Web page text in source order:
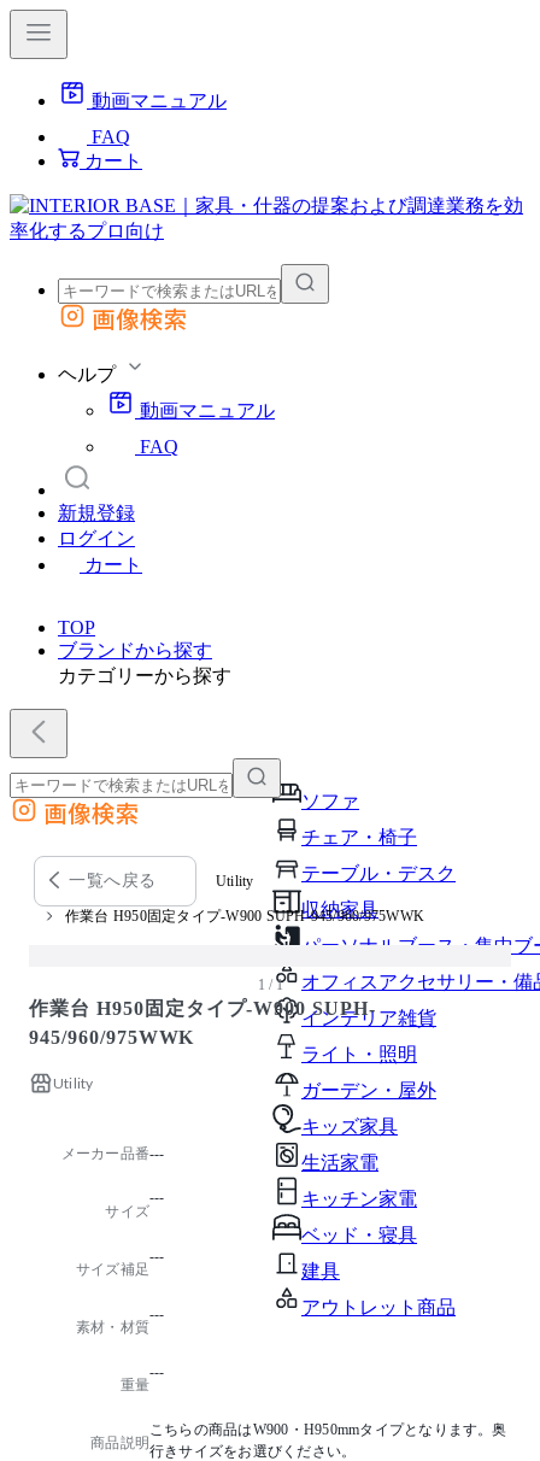
動画マニュアル
FAQ
カート
外部サイトの商品をカートに追加
画像検索
ヘルプ
動画マニュアル
FAQ
新規登録
ログイン
カート
TOP
ブランドから探す
カテゴリーから探す
ソファ
チェア・椅子
テーブル・デスク
収納家具
パーソナルブース・集中ブ
オフィスアクセサリー・備
インテリア雑貨
ライト・照明
ガーデン・屋外
キッズ家具
生活家電
キッチン家電
ベッド・寝具
建具
アウトレット商品
外部サイトの商品をカートに追加
他のサイトで見つけた商品ページのURLを貼り付けて、カートに追加できます
画像検索
一覧へ戻る Utility
作業台 H950固定タイプ-W900 SUPH-945/960/975WWK
1 / 1
作業台 H950固定タイプ-W900 SUPH-
945/960/975WWK
Utility
メーカー品番---
サイズ
---
サイズ補足
---
素材・材質
---
重量
---
商品説明
こちらの商品はW900・H950mmタイプとなります。奥
行きサイズをお選びください。